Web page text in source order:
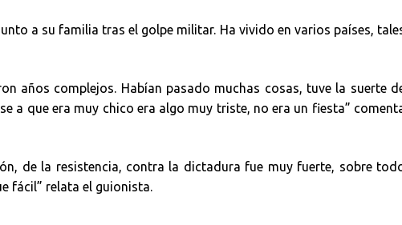
a su familia tras el golpe militar. Ha vivido en varios países,
años complejos. Habían pasado muchas cosas, tuve la suerte
a que era muy chico era algo muy triste, no era un fiesta”
de la resistencia, contra la dictadura fue muy fuerte, sobre
fácil” relata el guionista.